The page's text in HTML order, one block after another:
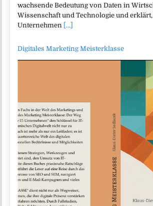
wachsende Bedeutung von Daten in
Wissenschaft und Technologie und
Unternehmen [...]
Digitales Marketing Meisterklasse